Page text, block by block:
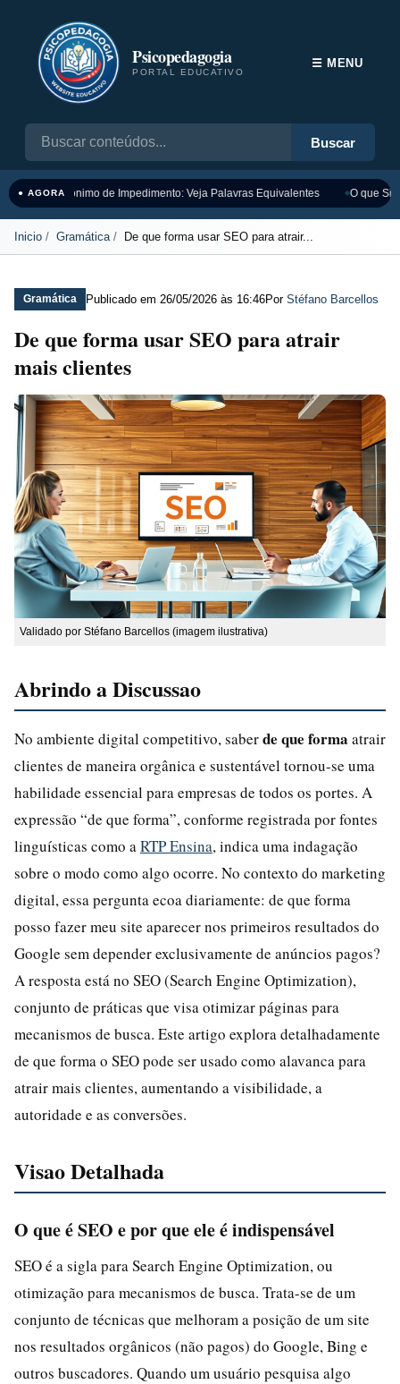
Psicopedagogia
PORTAL EDUCATIVO
Buscar
☰ MENU
● AGORASinônimo de Impedimento: Veja Palavras Equivalentes O que
Inicio Gramática De que forma usar SEO para atrair...
Gramática Publicado em 26/05/2026 às 16:46Por Stéfano Barcellos
De que forma usar SEO para atrair
mais clientes
Validado por Stéfano Barcellos (imagem ilustrativa)
Abrindo a Discussao
No ambiente digital competitivo, saberde que forma atrair
clientes de maneira orgânica e sustentável tornou-se uma
habilidade essencial para empresas de todos os portes. A
expressão “de que forma”, conforme registrada por fontes
linguísticas como a RTP Ensina, indica uma indagação
sobre o modo como algo ocorre. No contexto do marketing
digital, essa pergunta ecoa diariamente: de que forma
posso fazer meu site aparecer nos primeiros resultados do
Google sem depender exclusivamente de anúncios pagos?
A resposta está no SEO (Search Engine Optimization),
conjunto de práticas que visa otimizar páginas para
mecanismos de busca. Este artigo explora detalhadamente
de que forma o SEO pode ser usado como alavanca para
atrair mais clientes, aumentando a visibilidade, a
autoridade e as conversões.
Visao Detalhada
O que é SEO e por que ele é indispensável
SEO é a sigla para Search Engine Optimization, ou
otimização para mecanismos de busca. Trata-se de um
conjunto de técnicas que melhoram a posição de um site
nos resultados orgânicos (não pagos) do Google, Bing e
outros buscadores. Quando um usuário pesquisa algo